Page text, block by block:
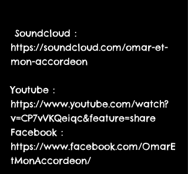
https://soundcloud.com/omar-et-
mon-accordeon
Youtube :
https://www.youtube.com/watch?
v=CP7vVKQeiqc&feature=share
Facebook :
https://www.facebook.com/OmarE
tMonAccordeon/